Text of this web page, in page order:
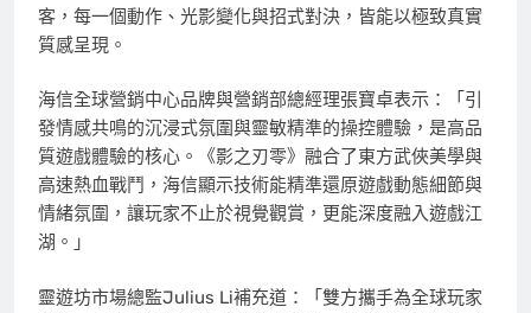
客，每一個動作、光影變化與招式對決，皆能以極致真實
質感呈現。
海信全球營銷中心品牌與營銷部總經理張寶卓表示：「引
發情感共鳴的沉浸式氛圍與靈敏精準的操控體驗，是高品
質遊戲體驗的核心。《影之刃零》融合了東方武俠美學與
高速熱血戰鬥，海信顯示技術能精準還原遊戲動態細節與
情緒氛圍，讓玩家不止於視覺觀賞，更能深度融入遊戲江
湖。」
靈遊坊市場總監Julius Li補充道：「雙方攜手為全球玩家